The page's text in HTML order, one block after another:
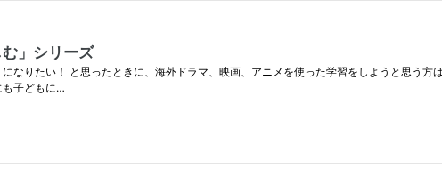
」シリーズ
りたい！ と思ったときに、海外ドラマ、映画、アニメを使った学習をしようと思う方
も子どもに…